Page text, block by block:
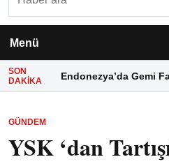
Menü
SON
DAKIKA
Endonezya’da Gemi
GÜNDEM
YSK ‘dan